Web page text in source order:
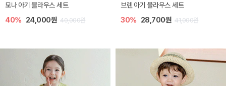
모나 아기 블라우스 세트
40% 24,000원 40,000원
브렌 아기 블라우스 세트
30% 28,700원 41,000원